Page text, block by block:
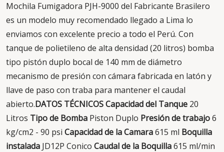
Mochila Fumigadora PJH-9000 del Fabricante Brasilero
es un modelo muy recomendado llegado a Lima lo
enviamos con excelente precio a todo el Perú. Con
tanque de polietileno de alta densidad (20 litros) bomba
tipo pistón duplo bocal de 140 mm de diámetro
mecanismo de presión con cámara fabricada en latón y
llave de paso con traba para mantener el caudal
abierto.DATOS TÉCNICOS Capacidad del Tanque 20
Litros Tipo de Bomba Piston Duplo Presión de trabajo6
kg/cm2 - 90 psi Capacidad de la Camara615 ml Boquilla
instalada JD12P Conico Caudal de la Boquilla615 ml/min